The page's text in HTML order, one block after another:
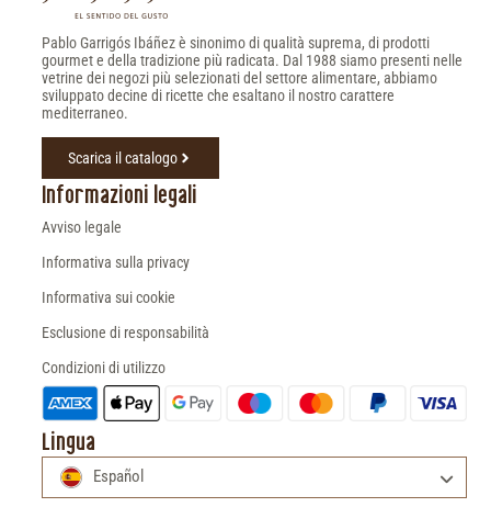
Pablo Garrigós Ibáñez è sinonimo di qualità suprema, di prodotti
gourmet e della tradizione più radicata. Dal 1988 siamo presenti nelle
vetrine dei negozi più selezionati del settore alimentare, abbiamo
sviluppato decine di ricette che esaltano il nostro carattere
mediterraneo.
Scarica il catalogo
Informazioni legali
Avviso legale
Informativa sulla privacy
Informativa sui cookie
Esclusione di responsabilità
Condizioni di utilizzo
Lingua
Español